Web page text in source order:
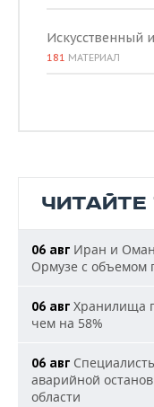
Искусственный
181 МАТЕРИАЛ
06 авг Иран и
Ормузе с объемом
06 авг Хранилища
чем на 58%
06 авг
аварийной
области